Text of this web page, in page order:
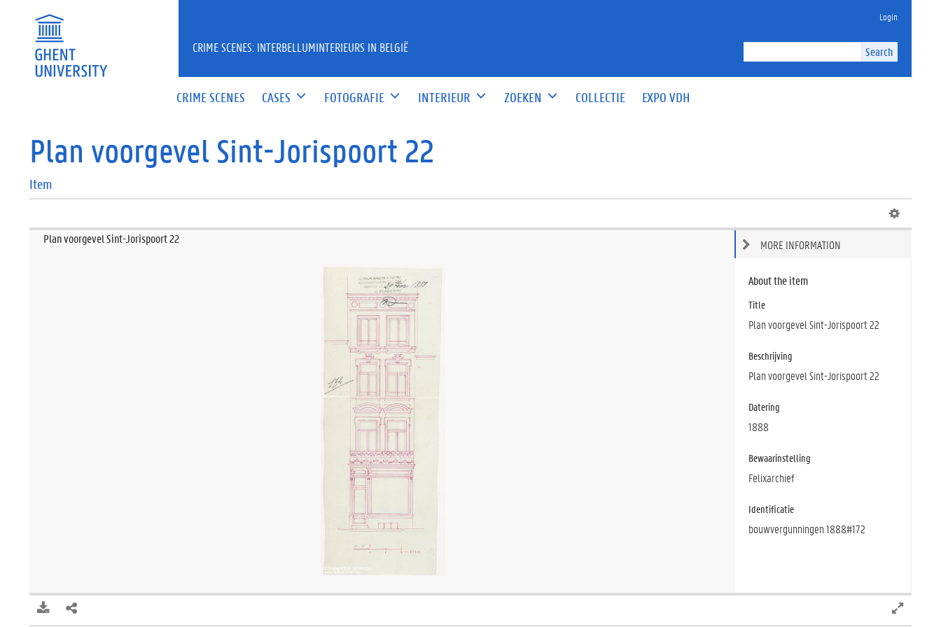
Search
Login
CRIME SCENES CASES FOTOGRAFIE INTERIEUR ZOEKEN COLLECTIE EXPO VDH
CRIME SCENES: INTERBELLUMINTERIEURS IN BELGIË
Plan voorgevel Sint-Jorispoort 22
Item
Plan voorgevel Sint-Jorispoort 22 MORE INFORMATION
About the item
Title
Plan voorgevel Sint-Jorispoort 22
Beschrijving
Plan voorgevel Sint-Jorispoort 22
Datering
1888
Bewaarinstelling
Felixarchief
Identificatie
bouwvergunningen 1888#172